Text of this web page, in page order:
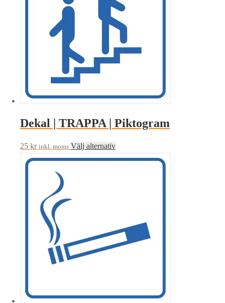
varianter.
De
olika
alternativen
produktsidan
Dekal | TRAPPA | Piktogram
25 kr inkl. moms Välj alternativDen
här
olika
alternativen
produktsidan